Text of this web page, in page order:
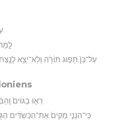
עַל־כֵּן֙ תָּפ֣וּג תּוֹרָ֔ה וְלֹֽא־יֵצֵ֥א
רְא֤וּ בַגּוֹיִם֙
כִּֽי־הִנְנִ֤י מֵקִים֙ אֶת־הַכַּשְׂדִּ֔ים